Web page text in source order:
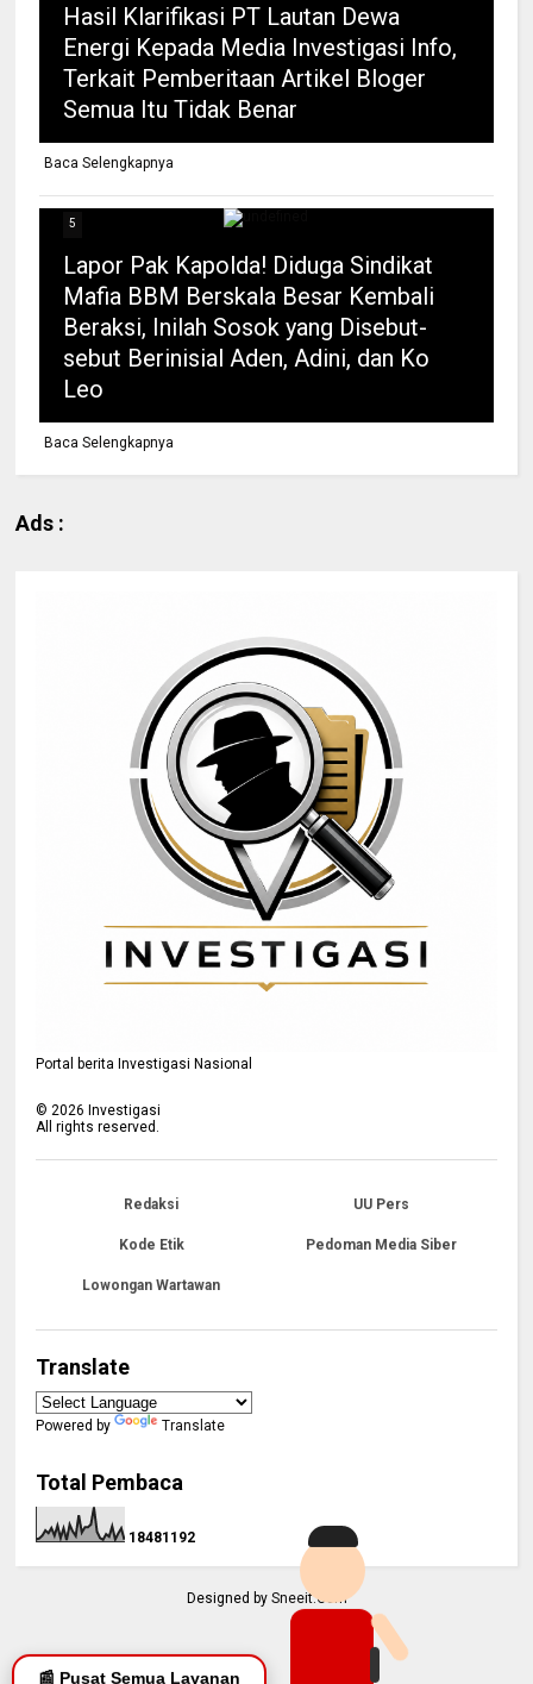
📰 Pusat Semua Layanan
Hasil Klarifikasi PT Lautan Dewa
Energi Kepada Media Investigasi Info,
Terkait Pemberitaan Artikel Bloger
Semua Itu Tidak Benar
Baca Selengkapnya
5
Lapor Pak Kapolda! Diduga Sindikat
Mafia BBM Berskala Besar Kembali
Beraksi, Inilah Sosok yang Disebut-
sebut Berinisial Aden, Adini, dan Ko
Leo
Baca Selengkapnya
Ads :
Portal berita Investigasi Nasional
©2026 Investigasi
All rights reserved.
Redaksi UU Pers
Kode Etik Pedoman Media Siber
Lowongan Wartawan
Translate
Powered by Translate
Total Pembaca
1 8481 1 92
Designed by Sneeit.Com